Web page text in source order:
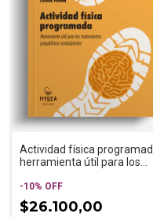
Actividad física
herramienta útil para los
ambulatorios
-10% OFF
$26.100,00